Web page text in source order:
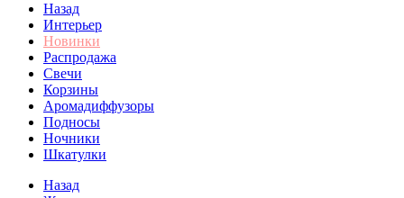
Назад
Интерьер
Новинки
Распродажа
Свечи
Корзины
Аромадиффузоры
Подносы
Ночники
Шкатулки
Назад